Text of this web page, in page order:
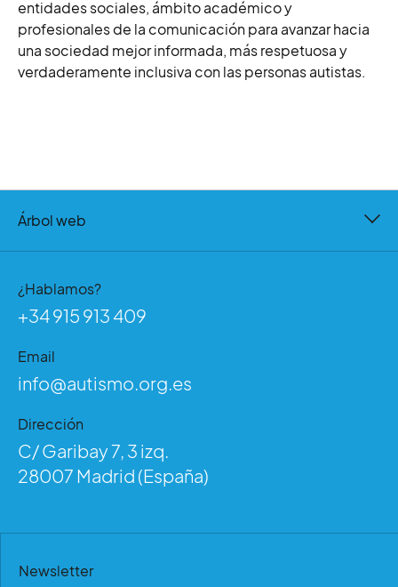
entidades sociales, ámbito académico y
profesionales de la comunicación para avanzar hacia
una sociedad mejor informada, más respetuosa y
verdaderamente inclusiva con las personas autistas.
Árbol web
¿Hablamos?
+34 915 913 409
Email
info@autismo.org.es
Dirección
C/ Garibay 7, 3 izq.
28007 Madrid (España)
Newsletter